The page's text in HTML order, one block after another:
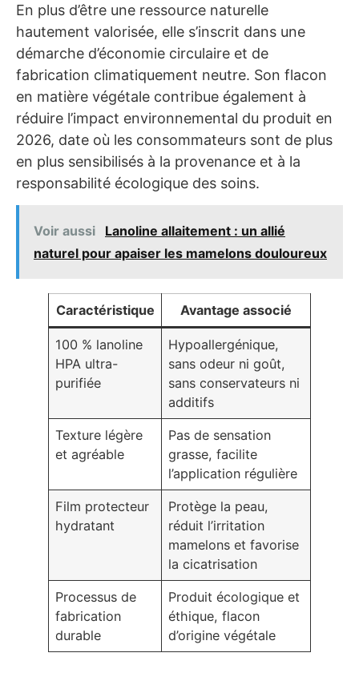
En plus d’être une ressource naturelle
hautement valorisée, elle s’inscrit dans une
démarche d’économie circulaire et de
fabrication climatiquement neutre. Son flacon
en matière végétale contribue également à
réduire l’impact environnemental du produit en
2026, date où les consommateurs sont de plus
en plus sensibilisés à la provenance et à la
responsabilité écologique des soins.
Voir aussi
Lanoline allaitement : un allié
naturel pour apaiser les mamelons douloureux
Caractéristique Avantage associé
100 % lanoline
HPA ultra-
purifiée
Hypoallergénique,
sans odeur ni goût,
sans conservateurs ni
additifs
Texture légère
et agréable
Pas de sensation
grasse, facilite
l’application régulière
Film protecteur
hydratant
Protège la peau,
réduit l’irritation
mamelons et favorise
la cicatrisation
Processus de
fabrication
durable
Produit écologique et
éthique, flacon
d’origine végétale